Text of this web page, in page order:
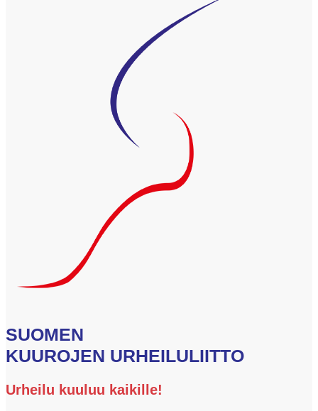
SUOMEN
KUUROJEN URHEILULIITTO
Urheilu kuuluu kaikille!